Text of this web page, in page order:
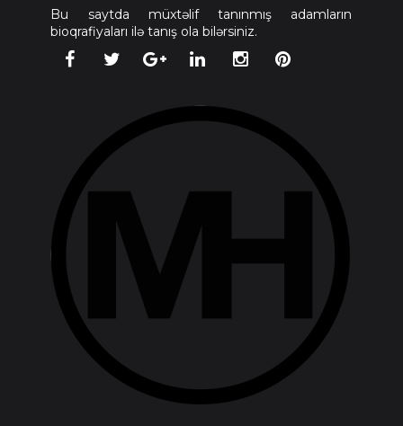
Bu saytda müxtəlif tanınmış adamların
bioqrafiyaları ilə tanış ola bilərsiniz.